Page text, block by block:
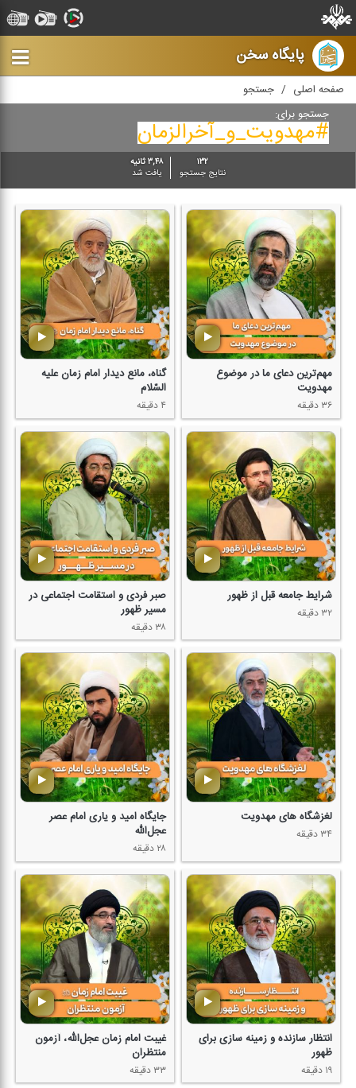
پایگاه سخن
صفحه اصلی
جستجو
جستجو برای:
#مهدویت_و_آخرالزمان
۱۳۲
نتایج جستجو
۳,۴۸ ثانیه
یافت شد
مهم‌ترین دعای ما در موضوع
مهدویت
۳۶ دقیقه
گناه، مانع دیدار امام زمان علیه
السّلام
۴ دقیقه
شرایط جامعه قبل از ظهور
۳۲ دقیقه
صبر فردی و استقامت اجتماعی در
مسیر ظهور
۳۸ دقیقه
لغزشگاه های مهدویت
۳۴ دقیقه
جایگاه امید و یاری امام عصر
عجل‌الله
۲۸ دقیقه
انتظار سازنده و زمینه سازی برای
ظهور
۱۹ دقیقه
غیبت امام زمان عجل‌الله، آزمون
منتظران
۳۳ دقیقه